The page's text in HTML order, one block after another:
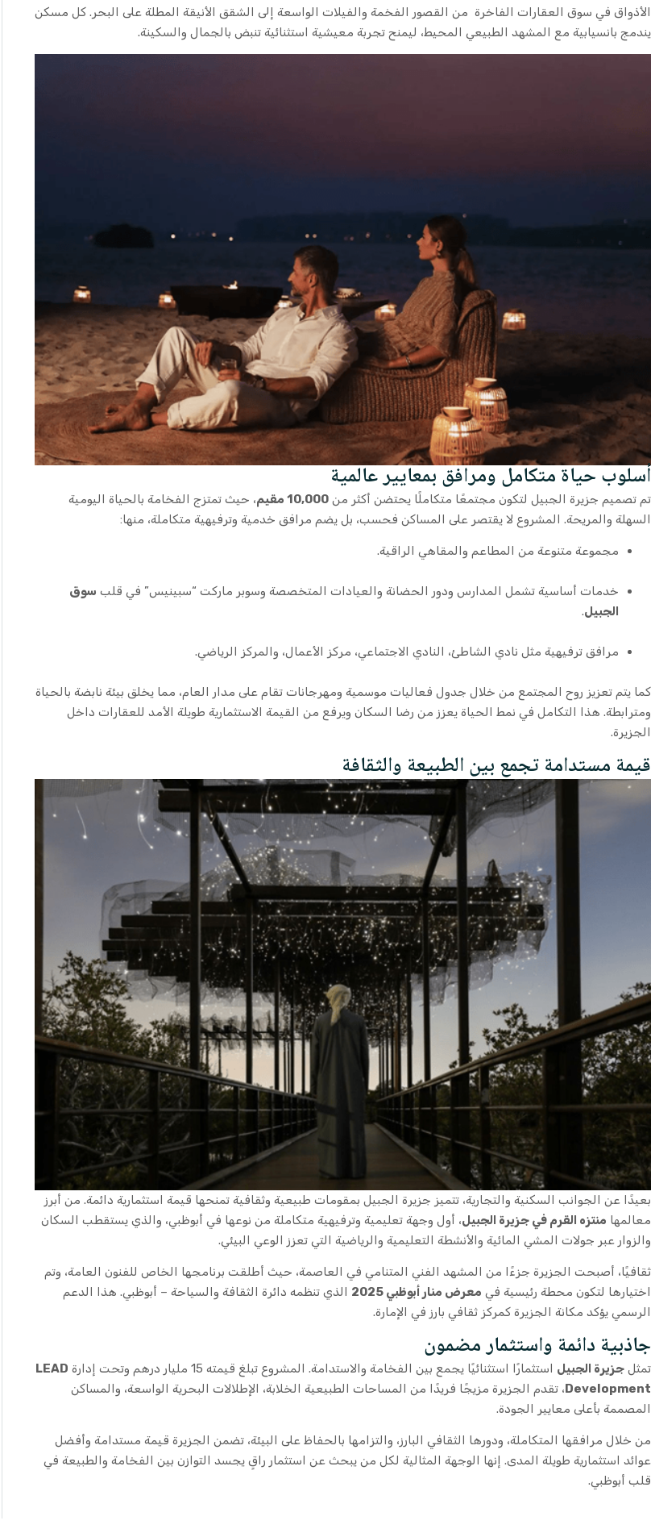
الأذواق في سوق العقارات الفاخرة من القصور الفخمة والفيلات الواسعة إلى الشقق الأنيقة المطلة على البحر. كل مسكن
يندمج بانسيابية مع المشهد الطبيعي المحيط، ليمنح تجربة معيشية استثنائية تنبض بالجمال والسكينة.
أسلوب حياة متكامل ومرافق بمعايير عالمية
تم تصميم جزيرة الجبيل لتكون مجتمعًا متكاملًا يحتضن أكثر من 10,000 مقيم
، حيث تمتزج الفخامة بالحياة اليومية
السهلة والمريحة. المشروع لا يقتصر على المساكن فحسب، بل يضم مرافق خدمية وترفيهية متكاملة، منها:
مجموعة متنوعة من المطاعم والمقاهي الراقية.
خدمات أساسية تشمل المدارس ودور الحضانة والعيادات المتخصصة وسوبر ماركت “سبينيس” في قلب سوق
الجبيل.
مرافق ترفيهية مثل نادي الشاطئ، النادي الاجتماعي، مركز الأعمال، والمركز الرياضي.
كما يتم تعزيز روح المجتمع من خلال جدول فعاليات موسمية ومهرجانات تقام على مدار العام، مما يخلق بيئة نابضة بالحياة
ومترابطة. هذا التكامل في نمط الحياة يعزز من رضا السكان ويرفع من القيمة الاستثمارية طويلة الأمد للعقارات داخل
الجزيرة.
قيمة مستدامة تجمع بين الطبيعة والثقافة
بعيدًا عن الجوانب السكنية والتجارية، تتميز جزيرة الجبيل بمقومات طبيعية وثقافية تمنحها قيمة استثمارية دائمة. من أبرز
معالمها منتزه القرم في جزيرة الجبيل، أول وجهة تعليمية وترفيهية متكاملة من نوعها في أبوظبي، والذي يستقطب السكان
والزوار عبر جولات المشي المائية والأنشطة التعليمية والرياضية التي تعزز الوعي البيئي.
ثقافيًا، أصبحت الجزيرة جزءًا من المشهد الفني المتنامي في العاصمة، حيث أطلقت برنامجها الخاص للفنون العامة، وتم
اختيارها لتكون محطة رئيسية في معرض منار أبوظبي 2025
الذي تنظمه دائرة الثقافة والسياحة – أبوظبي. هذا الدعم
الرسمي يؤكد مكانة الجزيرة كمركز ثقافي بارز في الإمارة.
جاذبية دائمة واستثمار مضمون
تمثل جزيرة الجبيل استثمارًا استثنائيًا يجمع بين الفخامة والاستدامة. المشروع تبلغ قيمته 15 مليار درهم وتحت إدارة
LEAD
Development، تقدم الجزيرة مزيجًا فريدًا من المساحات الطبيعية الخلابة، الإطلالات البحرية الواسعة، والمساكن
المصممة بأعلى معايير الجودة.
من خلال مرافقها المتكاملة، ودورها الثقافي البارز، والتزامها بالحفاظ على البيئة، تضمن الجزيرة قيمة مستدامة وأفضل
عوائد استثمارية طويلة المدى. إنها الوجهة المثالية لكل من يبحث عن استثمار راقٍ يجسد التوازن بين الفخامة والطبيعة في
قلب أبوظبي.